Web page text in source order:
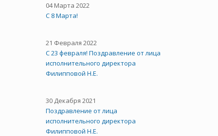
04 Марта 2022
С 8 Марта!
21 Февраля 2022
С 23 февраля! Поздравление от лица
исполнительного директора
Филипповой Н.Е.
30 Декабря 2021
Поздравление от лица
исполнительного директора
Филипповой Н.Е.